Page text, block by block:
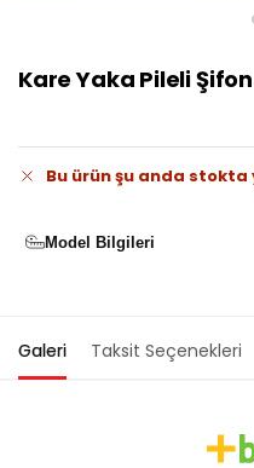
Kare Yaka Pileli Şifon
Bu ürün şu anda
Model Bilgileri
Galeri Taksit Seçenekleri